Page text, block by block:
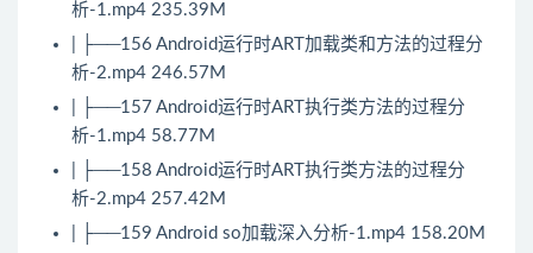
析-1.mp4 235.39M
| ├──156 Android运行时ART加载类和方法的过程分
析-2.mp4 246.57M
| ├──157 Android运行时ART执行类方法的过程分
析-1.mp4 58.77M
| ├──158 Android运行时ART执行类方法的过程分
析-2.mp4 257.42M
| ├──159 Android so加载深入分析-1.mp4 158.20M